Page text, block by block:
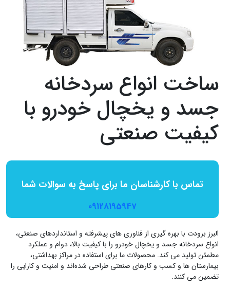
ساخت انواع سردخانه
جسد و یخچال خودرو با
کیفیت صنعتی
تماس با کارشناسان ما برای پاسخ به سوالات شما
09128195947
البرز برودت با بهره‌ گیری از فناوری‌ های پیشرفته و استانداردهای صنعتی،
انواع سردخانه جسد و یخچال خودرو را با کیفیت بالا، دوام و عملکرد
مطمئن تولید می‌ کند. محصولات ما برای استفاده در مراکز بهداشتی،
بیمارستان‌ ها و کسب‌ و کارهای صنعتی طراحی شده‌اند و امنیت و کارایی را
تضمین می‌ کنند.